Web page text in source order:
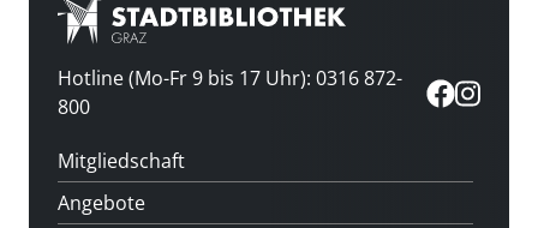
Hotline (Mo-Fr 9 bis 17 Uhr): 0316 872-
800
Mitgliedschaft
Angebote